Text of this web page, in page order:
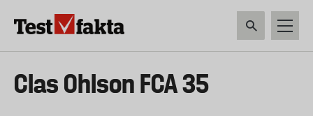
Huvudmeny
ny
Clas Ohlson FCA 35